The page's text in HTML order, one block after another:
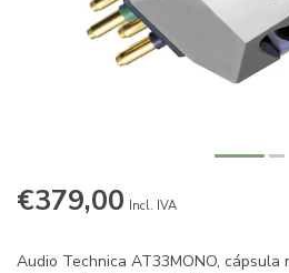
€379,00 Incl. IVA
Audio Technica AT33MONO, cápsula